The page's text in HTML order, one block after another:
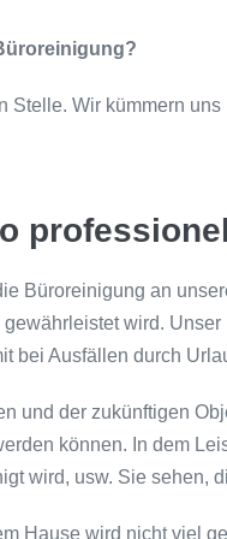
Stelle. Wir kümmern
Büroreinigung an
wird.
bei Ausfällen durch
und der zukünftigen
können. In dem
wird, usw. Sie sehen,
Hause wird nicht viel